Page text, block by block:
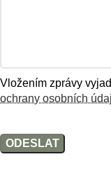
Vložením zprávy
ochrany osobních